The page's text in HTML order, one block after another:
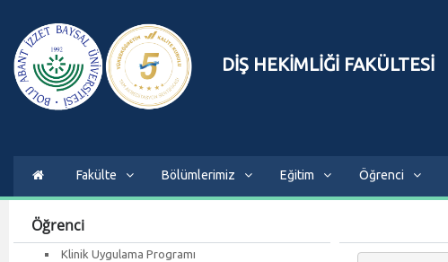
DİŞ HEKİMLİĞİ FAKÜLTESİ
Fakülte Bölümlerimiz Eğitim Öğrenci
Öğrenci
Klinik Uygulama Programı